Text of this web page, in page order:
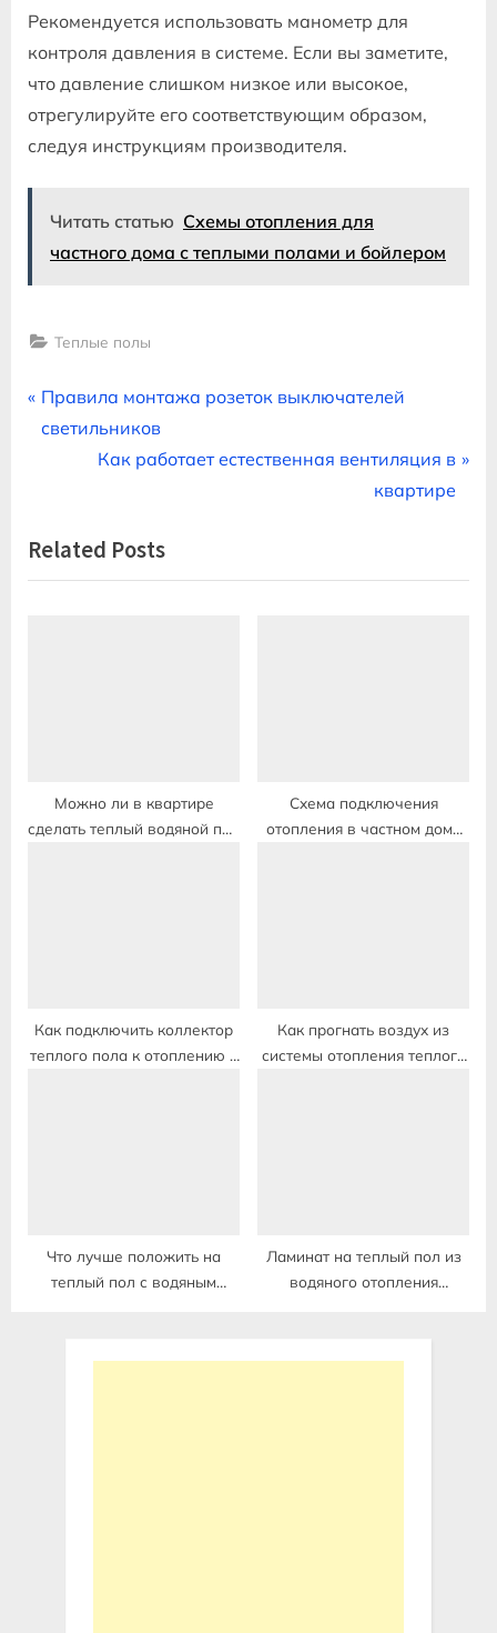
Рекомендуется использовать манометр для
контроля давления в системе. Если вы заметите,
что давление слишком низкое или высокое,
отрегулируйте его соответствующим образом,
следуя инструкциям производителя.
Читать статью Схемы отопления для
частного дома с теплыми полами и бойлером
Теплые полы
Навигация
P
r
o
u
Правила монтажа розеток выключателей
светильников
N
t
P
Как работает естественная вентиляция в
квартире
Related Posts
Можно ли в квартире
сделать теплый водяной пол
Схема подключения
отопления в частном доме
Как подключить коллектор
теплого пола к отоплению в
Как прогнать воздух из
системы отопления теплого
Что лучше положить на
теплый пол с водяным
Ламинат на теплый пол из
водяного отопления